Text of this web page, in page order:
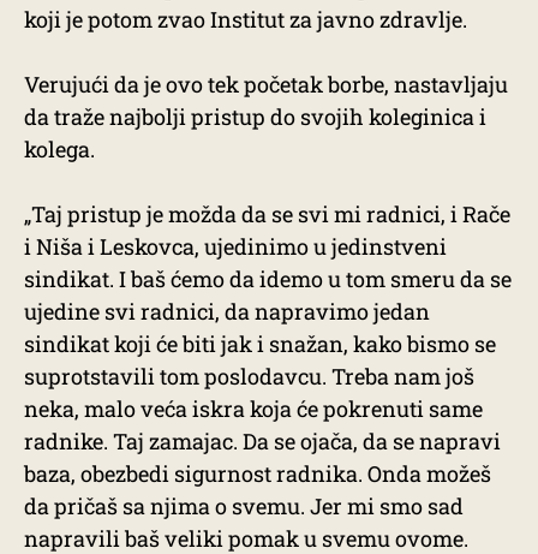
koji je potom zvao Institut za javno zdravlje.
Verujući da je ovo tek početak borbe, nastavljaju
da traže najbolji pristup do svojih koleginica i
kolega.
„Taj pristup je možda da se svi mi radnici, i Rače
i Niša i Leskovca, ujedinimo u jedinstveni
sindikat. I baš ćemo da idemo u tom smeru da se
ujedine svi radnici, da napravimo jedan
sindikat koji će biti jak i snažan, kako bismo se
suprotstavili tom poslodavcu. Treba nam još
neka, malo veća iskra koja će pokrenuti same
radnike. Taj zamajac. Da se ojača, da se napravi
baza, obezbedi sigurnost radnika. Onda možeš
da pričaš sa njima o svemu. Jer mi smo sad
napravili baš veliki pomak u svemu ovome.